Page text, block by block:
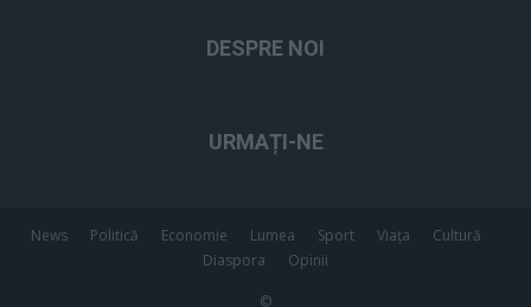
DESPRE NOI
URMAȚI-NE
News Politică Economie Lumea Sport Viața
Cultură
Diaspora
Opinii
©